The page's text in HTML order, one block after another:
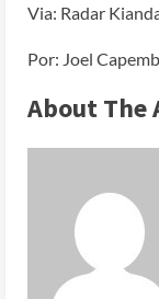
Via: Radar
Por: Joel
About The